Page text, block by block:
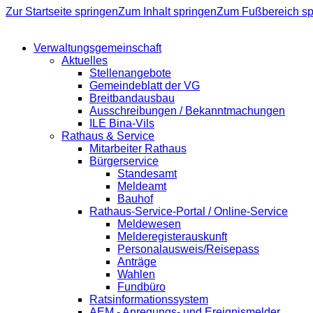
Zur Startseite springenZum Inhalt springenZum Fußbereich
Verwaltungsgemeinschaft
Aktuelles
Stellenangebote
Gemeindeblatt der VG
Breitbandausbau
Ausschreibungen / Bekanntmachungen
ILE Bina-Vils
Rathaus & Service
Mitarbeiter Rathaus
Bürgerservice
Standesamt
Meldeamt
Bauhof
Rathaus-Service-Portal / Online-Service
Meldewesen
Melderegisterauskunft
Personalausweis/Reisepass
Anträge
Wahlen
Fundbüro
Ratsinformationssystem